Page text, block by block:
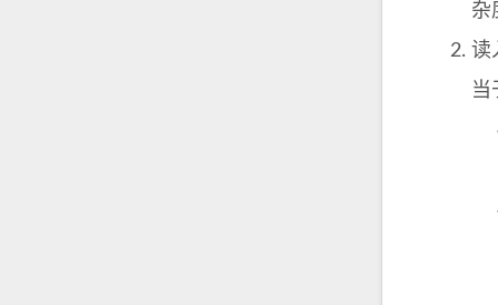
读
当